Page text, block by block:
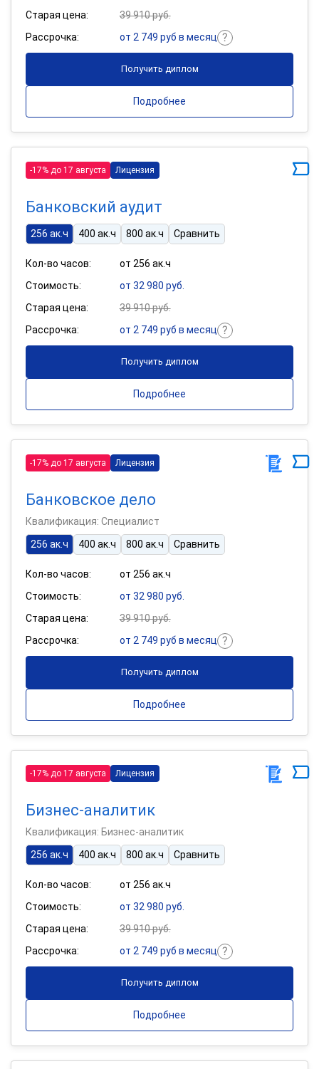
Старая цена:
39 910 руб.
Рассрочка:
от 2 749 руб в месяц
Получить диплом
Подробнее
-17% до 17 августа Лицензия
Банковский аудит
256 ак.ч 400 ак.ч 800 ак.ч Сравнить
Кол-во часов:
от 256 ак.ч
Стоимость:
от 32 980 руб.
Старая цена:
39 910 руб.
Рассрочка:
от 2 749 руб в месяц
Получить диплом
Подробнее
-17% до 17 августа Лицензия
Банковское дело
Квалификация: Специалист
256 ак.ч
400 ак.ч 800 ак.ч Сравнить
Кол-во часов:
от 256 ак.ч
Стоимость:
от 32 980 руб.
Старая цена:
39 910 руб.
Рассрочка:
от 2 749 руб в месяц
Получить диплом
Подробнее
-17% до 17 августа Лицензия
Бизнес-аналитик
Квалификация: Бизнес-аналитик
256 ак.ч
400 ак.ч 800 ак.ч Сравнить
Кол-во часов:
от 256 ак.ч
Стоимость:
от 32 980 руб.
Старая цена:
39 910 руб.
Рассрочка:
от 2 749 руб в месяц
Получить диплом
Подробнее